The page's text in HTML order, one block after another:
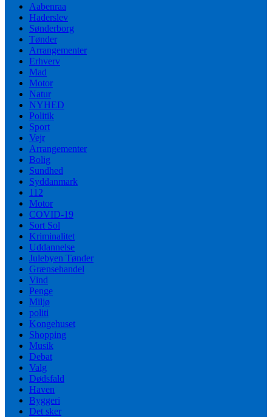
Aabenraa
Haderslev
Sønderborg
Tønder
Arrangementer
Erhverv
Mad
Motor
Natur
NYHED
Politik
Sport
Vejr
Arrangementer
Bolig
Sundhed
Syddanmark
112
Motor
COVID-19
Sort Sol
Kriminalitet
Uddannelse
Julebyen Tønder
Grænsehandel
Vind
Penge
Miljø
politi
Kongehuset
Shopping
Musik
Debat
Valg
Dødsfald
Haven
Byggeri
Det sker